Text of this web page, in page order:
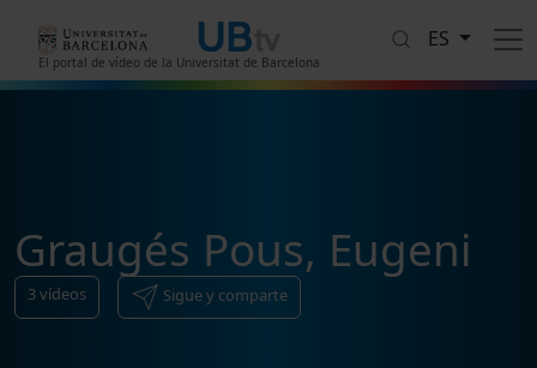
El portal de vídeo de la Universitat de Barcelona
ES
Graugés Pous, Eugeni
3vídeos Sigue y comparte